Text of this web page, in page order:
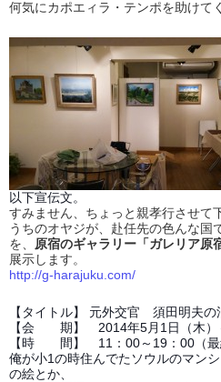
何気にカポエィラ・テンポを助けて
以下宣伝文。
すみません、ちょっと親孝行させて
うちのオヤジが、赴任先の色んな国
を、 原宿のギャラリー「ガレリア原
展示します。
http://g-harajuku.com/
【タイトル】 元外交官 須田明夫の
【会 期】 2014年5月1日（木）
【時 間】 11：00～19：00（最
俺が小1の時住んでたソウルのマン
の絵とか、